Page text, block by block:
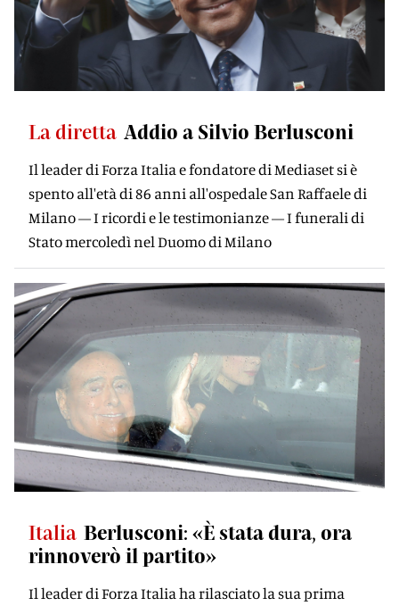
La diretta Addio a Silvio Berlusconi
Il leader di Forza Italia e fondatore di Mediaset si è
spento all'età di 86 anni all'ospedale San Raffaele di
Milano — I ricordi e le testimonianze — I funerali di
Stato mercoledì nel Duomo di Milano
Italia Berlusconi: «È stata dura, ora
rinnoverò il partito»
Il leader di Forza Italia ha rilasciato la sua prima